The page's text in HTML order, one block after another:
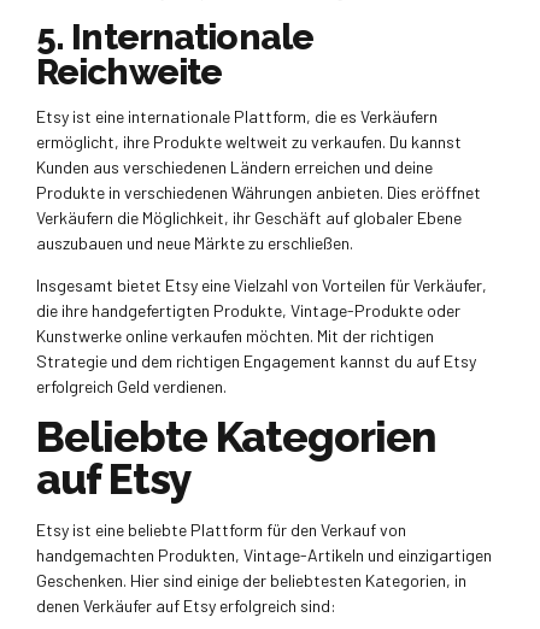
5. Internationale
Reichweite
Etsy ist eine internationale Plattform, die es Verkäufern
ermöglicht, ihre Produkte weltweit zu verkaufen. Du kannst
Kunden aus verschiedenen Ländern erreichen und deine
Produkte in verschiedenen Währungen anbieten. Dies eröffnet
Verkäufern die Möglichkeit, ihr Geschäft auf globaler Ebene
auszubauen und neue Märkte zu erschließen.
Insgesamt bietet Etsy eine Vielzahl von Vorteilen für Verkäufer,
die ihre handgefertigten Produkte, Vintage-Produkte oder
Kunstwerke online verkaufen möchten. Mit der richtigen
Strategie und dem richtigen Engagement kannst du auf Etsy
erfolgreich Geld verdienen.
Beliebte Kategorien
auf Etsy
Etsy ist eine beliebte Plattform für den Verkauf von
handgemachten Produkten, Vintage-Artikeln und einzigartigen
Geschenken. Hier sind einige der beliebtesten Kategorien, in
denen Verkäufer auf Etsy erfolgreich sind: